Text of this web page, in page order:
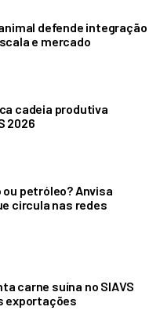
defende integração
e mercado
cadeia produtiva
2026
petróleo? Anvisa
circula nas redes
carne suína no SIAVS
exportações